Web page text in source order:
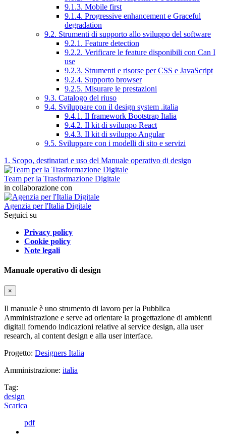
9.1.3. Mobile first
9.1.4. Progressive enhancement e Graceful
degradation
9.2. Strumenti di supporto allo sviluppo del software
9.2.1. Feature detection
9.2.2. Verificare le feature disponibili con Can I
use
9.2.3. Strumenti e risorse per CSS e JavaScript
9.2.4. Supporto browser
9.2.5. Misurare le prestazioni
9.3. Catalogo del riuso
9.4. Sviluppare con il design system .italia
9.4.1. Il framework Bootstrap Italia
9.4.2. Il kit di sviluppo React
9.4.3. Il kit di sviluppo Angular
9.5. Sviluppare con i modelli di sito e servizi
1. Scopo, destinatari e uso del Manuale operativo di design
Team per la Trasformazione Digitale
in collaborazione con
Agenzia per l'Italia Digitale
Seguici su
Privacy policy
Cookie policy
Note legali
Manuale operativo di design
×
Il manuale è uno strumento di lavoro per la Pubblica
Amministrazione e serve ad orientare la progettazione di ambienti
digitali fornendo indicazioni relative al service design, alla user
research, al content design e alla user interface.
Progetto: Designers Italia
Amministrazione: italia
Tag:
design
Scarica
pdf